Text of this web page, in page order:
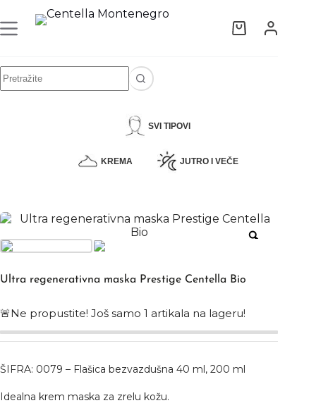
SVI TIPOVI
KREMA JUTRO I VEČE
Ultra regenerativna maska Prestige Centella Bio
🚨Ne propustite! Još samo 1 artikala na lageru!
ŠIFRA: 0079 – Flašica bezvazdušna 40 ml, 200 ml
Idealna krem maska za zrelu kožu.